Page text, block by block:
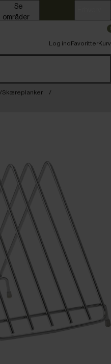
områder
Log indFavoritterKurv
Skæreplanker